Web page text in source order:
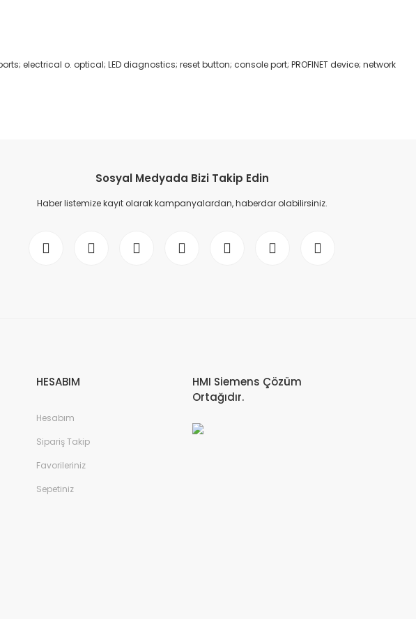
electrical o. optical; LED diagnostics; reset button; console port; PROFINET device; network
Sosyal Medyada Bizi Takip Edin
Haber listemize kayıt olarak kampanyalardan, haberdar olabilirsiniz.
HESABIM
Hesabım
Sipariş Takip
Favorileriniz
Sepetiniz
HMI Siemens Çözüm
Ortağıdır.